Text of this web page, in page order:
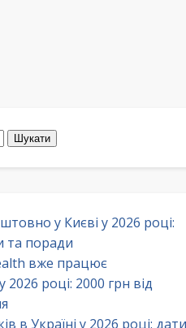
у Києві у 2026 році:
та поради
вже працює
2026 році: 2000 грн від
в Україні у 2026 році: дати